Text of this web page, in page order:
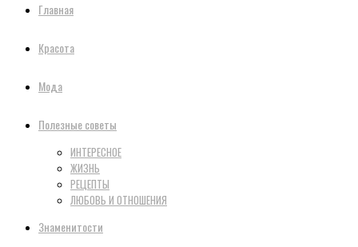
Главная
Красота
Мода
Полезные советы
ИНТЕРЕСНОЕ
ЖИЗНЬ
РЕЦЕПТЫ
ЛЮБОВЬ И ОТНОШЕНИЯ
Знаменитости